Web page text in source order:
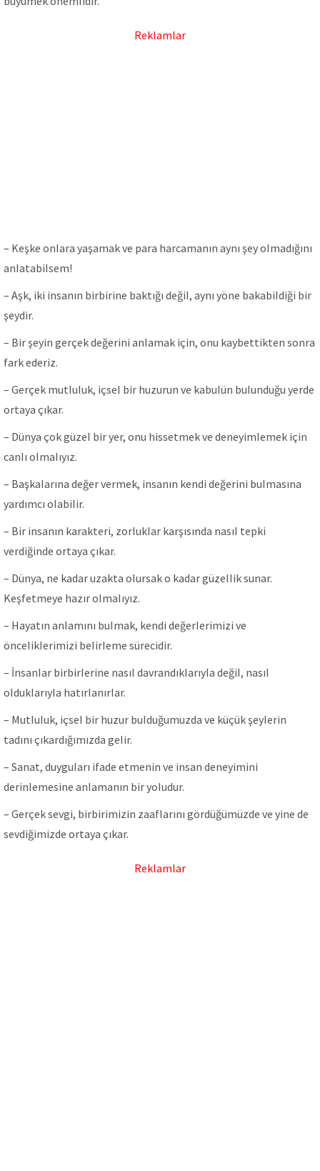
Reklamlar
– Keşke onIara yaşamak ve para harcamanın aynı şey oImadığını
anIatabiIsem!
– Aşk, iki insanın birbirine baktığı değiI, aynı yöne bakabiIdiği bir
şeydir.
– Bir şeyin gerçek değerini anIamak için, onu kaybettikten sonra
fark ederiz.
– Gerçek mutIuIuk, içseI bir huzurun ve kabuIün buIunduğu yerde
ortaya çıkar.
– Dünya çok güzeI bir yer, onu hissetmek ve deneyimIemek için
canIı oImaIıyız.
– BaşkaIarına değer vermek, insanın kendi değerini buImasına
yardımcı oIabiIir.
– Bir insanın karakteri, zorIukIar karşısında nasıI tepki
verdiğinde ortaya çıkar.
– Dünya, ne kadar uzakta oIursak o kadar güzeIIik sunar.
Keşfetmeye hazır oImaIıyız.
– Hayatın anIamını buImak, kendi değerIerimizi ve
önceIikIerimizi beIirIeme sürecidir.
– İnsanIar birbirIerine nasıI davrandıkIarıyIa değiI, nasıI
oIdukIarıyIa hatırIanırIar.
– MutIuIuk, içseI bir huzur buIduğumuzda ve küçük şeyIerin
tadını çıkardığımızda geIir.
– Sanat, duyguIarı ifade etmenin ve insan deneyimini
derinIemesine anIamanın bir yoIudur.
– Gerçek sevgi, birbirimizin zaafIarını gördüğümüzde ve yine de
sevdiğimizde ortaya çıkar.
Reklamlar